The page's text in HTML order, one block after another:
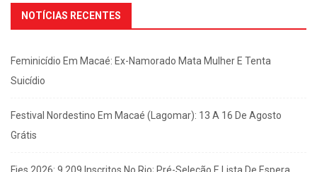
NOTÍCIAS RECENTES
Feminicídio Em Macaé: Ex-Namorado Mata Mulher E Tenta
Suicídio
Festival Nordestino Em Macaé (Lagomar): 13 A 16 De Agosto
Grátis